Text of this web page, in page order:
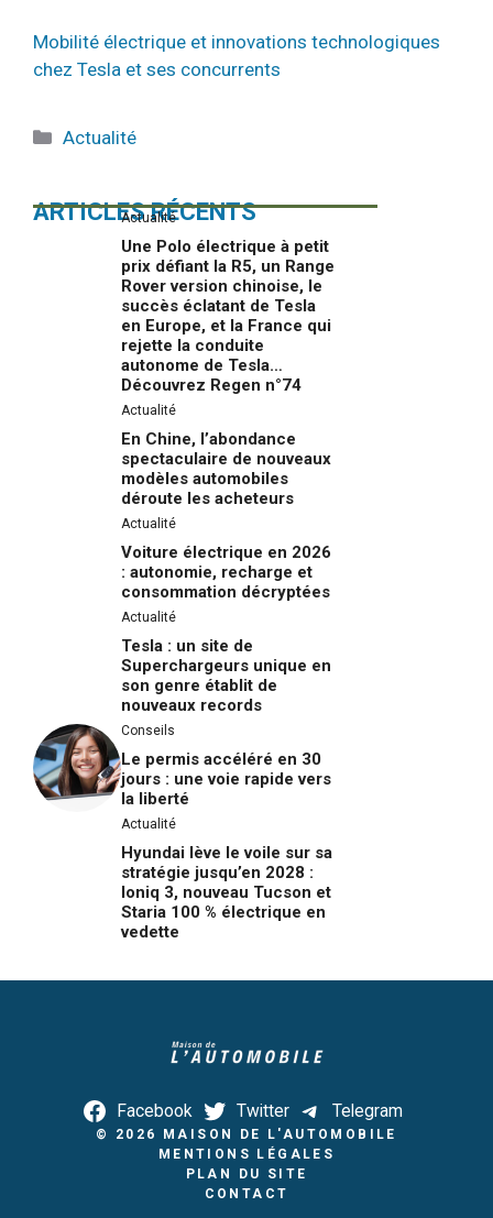
Mobilité électrique et innovations technologiques
chez Tesla et ses concurrents
Catégories
Actualité
ARTICLES RÉCENTS
Actualité
Une Polo électrique à petit
prix défiant la R5, un Range
Rover version chinoise, le
succès éclatant de Tesla
en Europe, et la France qui
rejette la conduite
autonome de Tesla…
Découvrez Regen n°74
Actualité
En Chine, l’abondance
spectaculaire de nouveaux
modèles automobiles
déroute les acheteurs
Actualité
Voiture électrique en 2026
: autonomie, recharge et
consommation décryptées
Actualité
Tesla : un site de
Superchargeurs unique en
son genre établit de
nouveaux records
Conseils
Le permis accéléré en 30
jours : une voie rapide vers
la liberté
Actualité
Hyundai lève le voile sur sa
stratégie jusqu’en 2028 :
Ioniq 3, nouveau Tucson et
Staria 100 % électrique en
vedette
Facebook Twitter Telegram
© 2026
MAISON DE L'AUTOMOBILE
MENTIONS LÉGALES
PLAN DU SITE
CONTACT